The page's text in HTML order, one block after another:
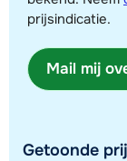
Toon alle
prijsindicatie.
Mail mij
Getoonde